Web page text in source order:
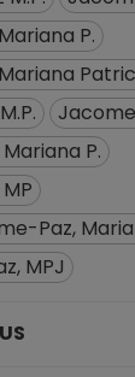
hasta
No
hasta
P.
P.
Paz,
MPJ